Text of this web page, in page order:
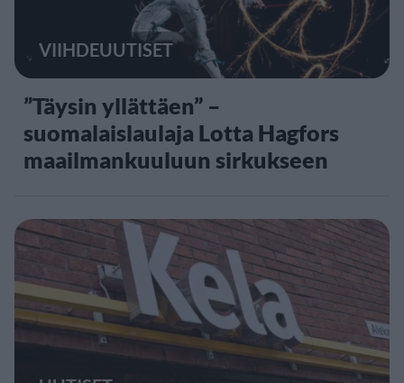
VIIHDEUUTISET
”Täysin yllättäen” –
suomalaislaulaja Lotta Hagfors
maailmankuuluun sirkukseen